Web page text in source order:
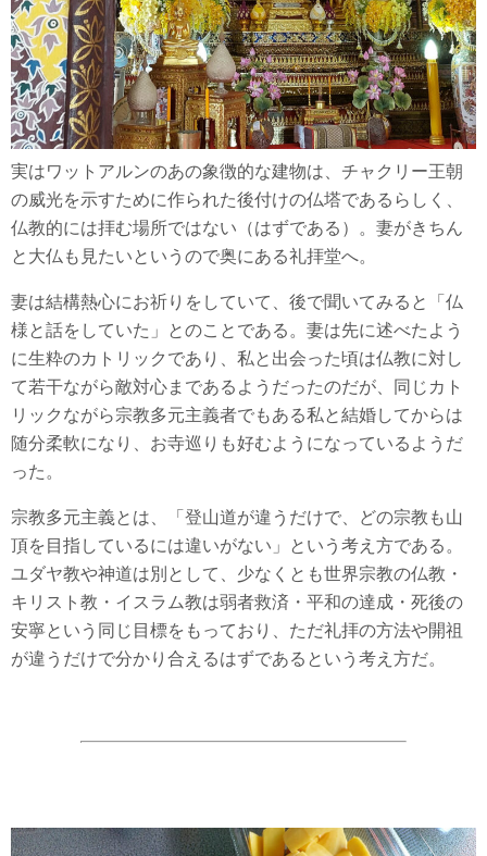
実はワットアルンのあの象徴的な建物は、チャクリー王朝
の威光を示すために作られた後付けの仏塔であるらしく、
仏教的には拝む場所ではない（はずである）。妻がきちん
と大仏も見たいというので奥にある礼拝堂へ。
妻は結構熱心にお祈りをしていて、後で聞いてみると「仏
様と話をしていた」とのことである。妻は先に述べたよう
に生粋のカトリックであり、私と出会った頃は仏教に対し
て若干ながら敵対心まであるようだったのだが、同じカト
リックながら宗教多元主義者でもある私と結婚してからは
随分柔軟になり、お寺巡りも好むようになっているようだ
った。
宗教多元主義とは、「登山道が違うだけで、どの宗教も山
頂を目指しているには違いがない」という考え方である。
ユダヤ教や神道は別として、少なくとも世界宗教の仏教・
キリスト教・イスラム教は弱者救済・平和の達成・死後の
安寧という同じ目標をもっており、ただ礼拝の方法や開祖
が違うだけで分かり合えるはずであるという考え方だ。